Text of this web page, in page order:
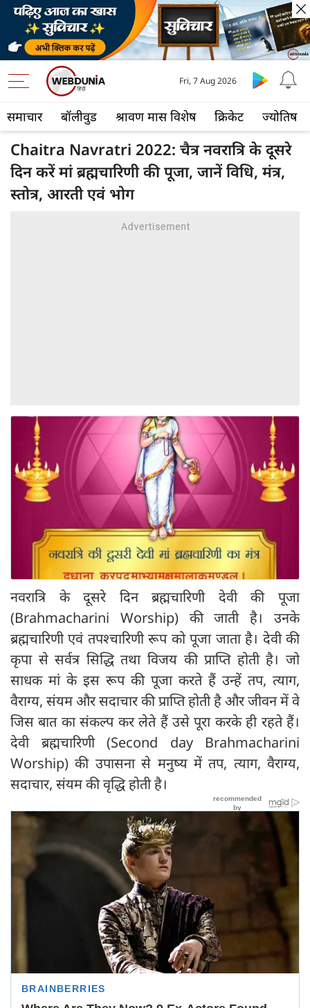
समाचार बॉलीवुड श्रावण मास विशेष क्रिकेट ज्योतिष
Fri, 7 Aug 2026
Chaitra Navratri 2022: चैत्र नवरात्रि के दूसरे
दिन करें मां ब्रह्मचारिणी की पूजा, जानें विधि, मंत्र,
स्तोत्र, आरती एवं भोग
नवरात्रि के दूसरे दिन ब्रह्मचारिणी देवी की पूजा
(Brahmacharini Worship) की जाती है। उनके
ब्रह्मचारिणी एवं तपश्चारिणी रूप को पूजा जाता है। देवी की
कृपा से सर्वत्र सिद्धि तथा विजय की प्राप्ति होती है। जो
साधक मां के इस रूप की पूजा करते हैं उन्हें तप, त्याग,
वैराग्य, संयम और सदाचार की प्राप्ति होती है और जीवन में वे
जिस बात का संकल्प कर लेते हैं उसे पूरा करके ही रहते हैं।
देवी ब्रह्मचारिणी (Second day Brahmacharini
Worship) की उपासना से मनुष्य में तप, त्याग, वैराग्य,
सदाचार, संयम की वृद्धि होती है।